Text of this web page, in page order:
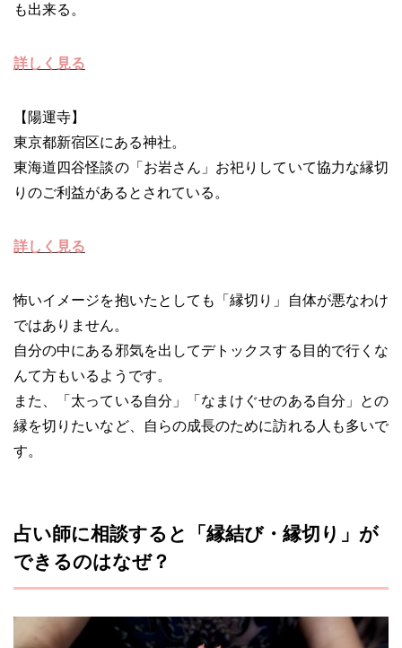
も出来る。
詳しく見る
【陽運寺】
東京都新宿区にある神社。
東海道四谷怪談の「お岩さん」お祀りしていて協力な縁切
りのご利益があるとされている。
詳しく見る
怖いイメージを抱いたとしても「縁切り」自体が悪なわけ
ではありません。
自分の中にある邪気を出してデトックスする目的で行くな
んて方もいるようです。
また、「太っている自分」「なまけぐせのある自分」との
縁を切りたいなど、自らの成長のために訪れる人も多いで
す。
占い師に相談すると「縁結び・縁切り」が
できるのはなぜ？